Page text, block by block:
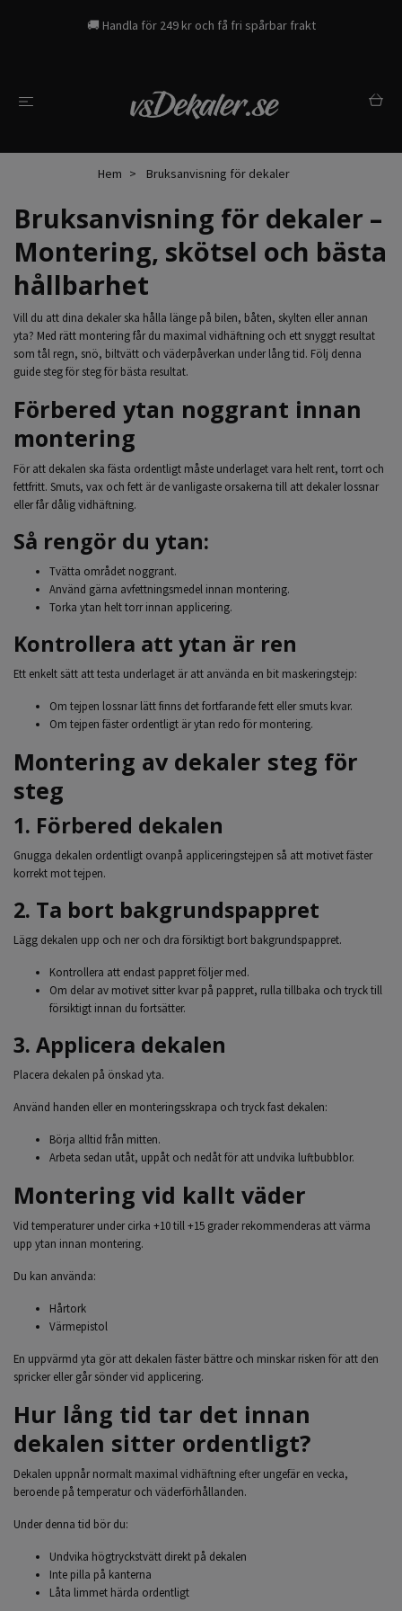
🚚 Handla för 249 kr och få fri spårbar frakt
Hem Bruksanvisning för dekaler
Bruksanvisning för dekaler –
Montering, skötsel och bästa
hållbarhet
Vill du att dina dekaler ska hålla länge på bilen, båten, skylten eller annan
yta? Med rätt montering får du maximal vidhäftning och ett snyggt resultat
som tål regn, snö, biltvätt och väderpåverkan under lång tid. Följ denna
guide steg för steg för bästa resultat.
Förbered ytan noggrant innan
montering
För att dekalen ska fästa ordentligt måste underlaget vara helt rent, torrt och
fettfritt. Smuts, vax och fett är de vanligaste orsakerna till att dekaler lossnar
eller får dålig vidhäftning.
Så rengör du ytan:
Tvätta området noggrant.
Använd gärna avfettningsmedel innan montering.
Torka ytan helt torr innan applicering.
Kontrollera att ytan är ren
Ett enkelt sätt att testa underlaget är att använda en bit maskeringstejp:
Om tejpen lossnar lätt finns det fortfarande fett eller smuts kvar.
Om tejpen fäster ordentligt är ytan redo för montering.
Montering av dekaler steg för
steg
1. Förbered dekalen
Gnugga dekalen ordentligt ovanpå appliceringstejpen så att motivet fäster
korrekt mot tejpen.
2. Ta bort bakgrundspappret
Lägg dekalen upp och ner och dra försiktigt bort bakgrundspappret.
Kontrollera att endast pappret följer med.
Om delar av motivet sitter kvar på pappret, rulla tillbaka och tryck till
försiktigt innan du fortsätter.
3. Applicera dekalen
Placera dekalen på önskad yta.
Använd handen eller en monteringsskrapa och tryck fast dekalen:
Börja alltid från mitten.
Arbeta sedan utåt, uppåt och nedåt för att undvika luftbubblor.
Montering vid kallt väder
Vid temperaturer under cirka +10 till +15 grader rekommenderas att värma
upp ytan innan montering.
Du kan använda:
Hårtork
Värmepistol
En uppvärmd yta gör att dekalen fäster bättre och minskar risken för att den
spricker eller går sönder vid applicering.
Hur lång tid tar det innan
dekalen sitter ordentligt?
Dekalen uppnår normalt maximal vidhäftning efter ungefär en vecka,
beroende på temperatur och väderförhållanden.
Under denna tid bör du:
Undvika högtryckstvätt direkt på dekalen
Inte pilla på kanterna
Låta limmet härda ordentligt